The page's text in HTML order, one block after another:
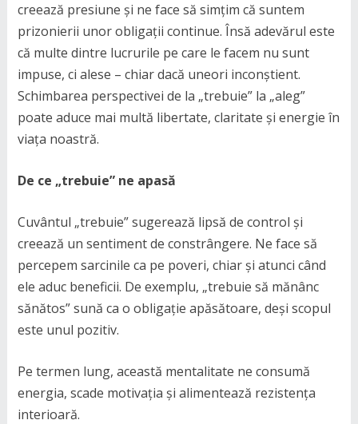
creează presiune și ne face să simțim că suntem
prizonierii unor obligații continue. Însă adevărul este
că multe dintre lucrurile pe care le facem nu sunt
impuse, ci alese – chiar dacă uneori inconștient.
Schimbarea perspectivei de la „trebuie” la „aleg”
poate aduce mai multă libertate, claritate și energie în
viața noastră.
De ce „trebuie” ne apasă
Cuvântul „trebuie” sugerează lipsă de control și
creează un sentiment de constrângere. Ne face să
percepem sarcinile ca pe poveri, chiar și atunci când
ele aduc beneficii. De exemplu, „trebuie să mănânc
sănătos” sună ca o obligație apăsătoare, deși scopul
este unul pozitiv.
Pe termen lung, această mentalitate ne consumă
energia, scade motivația și alimentează rezistența
interioară.